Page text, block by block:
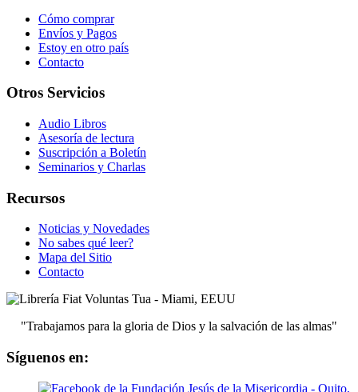
Cómo comprar
Envíos y Pagos
Estoy en otro país
Contacto
Otros Servicios
Audio Libros
Asesoría de lectura
Suscripción a Boletín
Seminarios y Charlas
Recursos
Noticias y Novedades
No sabes qué leer?
Mapa del Sitio
Contacto
"Trabajamos para la gloria de Dios y la salvación de las almas"
Síguenos en: